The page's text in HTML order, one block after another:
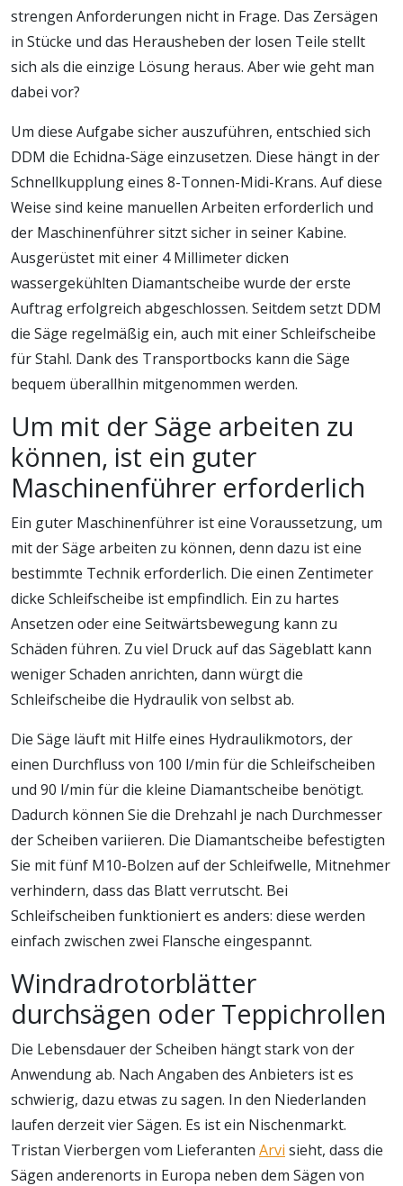
strengen Anforderungen nicht in Frage. Das Zersägen
in Stücke und das Herausheben der losen Teile stellt
sich als die einzige Lösung heraus. Aber wie geht man
dabei vor?
Um diese Aufgabe sicher auszuführen, entschied sich
DDM die Echidna-Säge einzusetzen. Diese hängt in der
Schnellkupplung eines 8-Tonnen-Midi-Krans. Auf diese
Weise sind keine manuellen Arbeiten erforderlich und
der Maschinenführer sitzt sicher in seiner Kabine.
Ausgerüstet mit einer 4 Millimeter dicken
wassergekühlten Diamantscheibe wurde der erste
Auftrag erfolgreich abgeschlossen. Seitdem setzt DDM
die Säge regelmäßig ein, auch mit einer Schleifscheibe
für Stahl. Dank des Transportbocks kann die Säge
bequem überallhin mitgenommen werden.
Um mit der Säge arbeiten zu
können, ist ein guter
Maschinenführer erforderlich
Ein guter Maschinenführer ist eine Voraussetzung, um
mit der Säge arbeiten zu können, denn dazu ist eine
bestimmte Technik erforderlich. Die einen Zentimeter
dicke Schleifscheibe ist empfindlich. Ein zu hartes
Ansetzen oder eine Seitwärtsbewegung kann zu
Schäden führen. Zu viel Druck auf das Sägeblatt kann
weniger Schaden anrichten, dann würgt die
Schleifscheibe die Hydraulik von selbst ab.
Die Säge läuft mit Hilfe eines Hydraulikmotors, der
einen Durchfluss von 100 l/min für die Schleifscheiben
und 90 l/min für die kleine Diamantscheibe benötigt.
Dadurch können Sie die Drehzahl je nach Durchmesser
der Scheiben variieren. Die Diamantscheibe befestigten
Sie mit fünf M10-Bolzen auf der Schleifwelle, Mitnehmer
verhindern, dass das Blatt verrutscht. Bei
Schleifscheiben funktioniert es anders: diese werden
einfach zwischen zwei Flansche eingespannt.
Windradrotorblätter
durchsägen oder Teppichrollen
Die Lebensdauer der Scheiben hängt stark von der
Anwendung ab. Nach Angaben des Anbieters ist es
schwierig, dazu etwas zu sagen. In den Niederlanden
laufen derzeit vier Sägen. Es ist ein Nischenmarkt.
Tristan Vierbergen vom Lieferanten Arvi sieht, dass die
Sägen anderenorts in Europa neben dem Sägen von